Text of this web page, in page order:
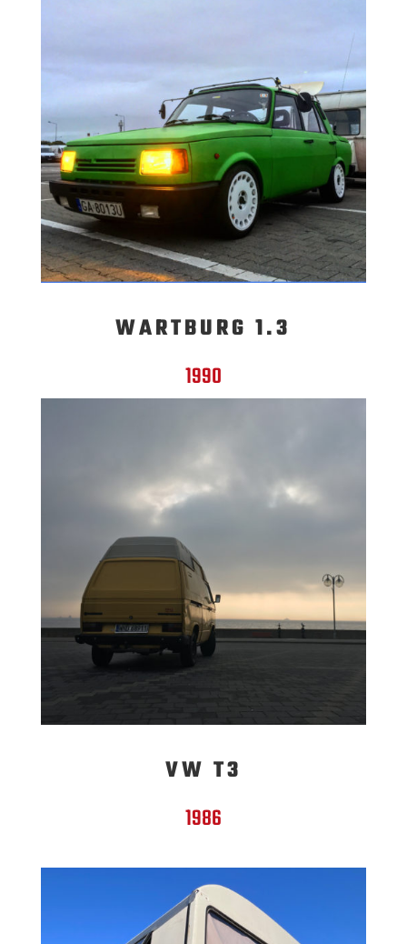
WARTBURG 1.3
1990
VW T3
1986